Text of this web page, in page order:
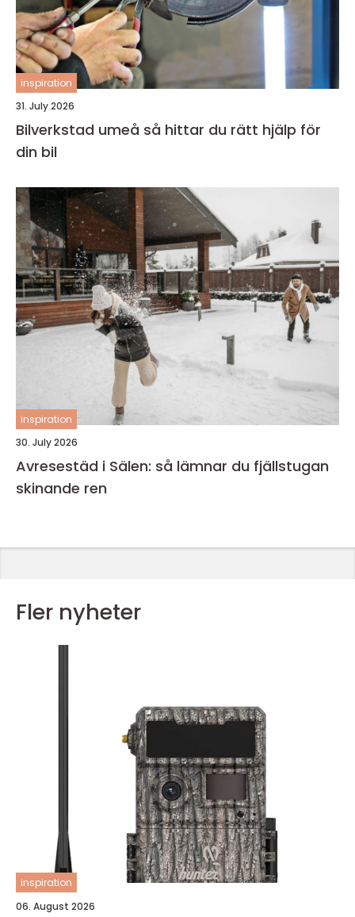
inspiration
31. July 2026
Bilverkstad umeå så hittar du rätt hjälp för
din bil
inspiration
30. July 2026
Avresestäd i Sälen: så lämnar du fjällstugan
skinande ren
Fler nyheter
inspiration
06. August 2026